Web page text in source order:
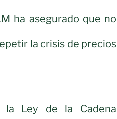
ha asegurado que no
la crisis de precios
la Ley de la Cadena